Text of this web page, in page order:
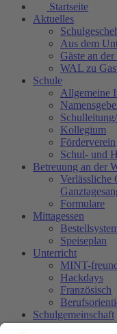
Startseite
Aktuelles
Aus dem
Gäste an
WAL zu
Schule
Allgemeine
Kollegium
Förderverein
Schul- und
Betreuung an der
Verlässliche
Formulare
Mittagessen
Speiseplan
Unterricht
MINT-
Hackdays
Französisch
Schulgemeinschaft